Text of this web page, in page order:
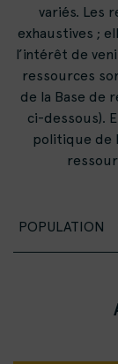
variés. Les
exhaustives ;
l’intérêt de
ressources
de la Base de
ci-dessous).
politique de
POPULATION